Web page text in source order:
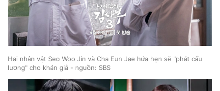
Hai nhân vật Seo Woo Jin và Cha Eun Jae hứa hẹn sẽ "phát cẩu
lương" cho khán giả - nguồn: SBS